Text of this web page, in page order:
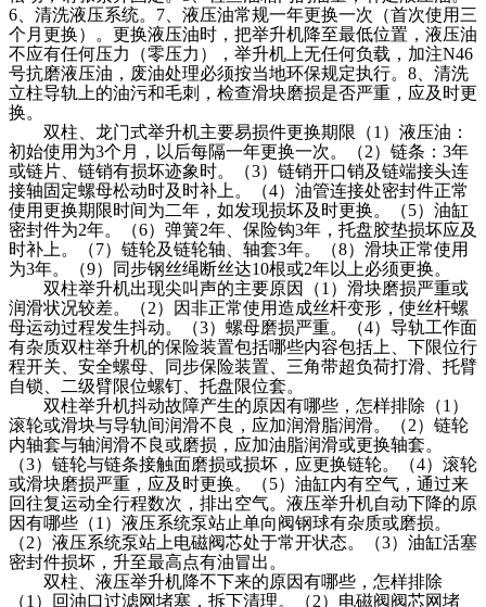
6、清洗液压系统。7、液压油常规一年更换一次（首次使用三
个月更换）。更换液压油时，把举升机降至最低位置，液压油
不应有任何压力（零压力），举升机上无任何负载，加注N46
号抗磨液压油，废油处理必须按当地环保规定执行。8、清洗
立柱导轨上的油污和毛刺，检查滑块磨损是否严重，应及时更
换。
双柱、龙门式举升机主要易损件更换期限（1）液压油：
初始使用为3个月，以后每隔一年更换一次。（2）链条：3年
或链片、链销有损坏迹象时。（3）链销开口销及链端接头连
接轴固定螺母松动时及时补上。（4）油管连接处密封件正常
使用更换期限时间为二年，如发现损坏及时更换。（5）油缸
密封件为2年。（6）弹簧2年、保险钩3年，托盘胶垫损坏应及
时补上。（7）链轮及链轮轴、轴套3年。（8）滑块正常使用
为3年。（9）同步钢丝绳断丝达10根或2年以上必须更换。
双柱举升机出现尖叫声的主要原因（1）滑块磨损严重或
润滑状况较差。（2）因非正常使用造成丝杆变形，使丝杆螺
母运动过程发生抖动。（3）螺母磨损严重。（4）导轨工作面
有杂质双柱举升机的保险装置包括哪些内容包括上、下限位行
程开关、安全螺母、同步保险装置、三角带超负荷打滑、托臂
自锁、二级臂限位螺钉、托盘限位套。
双柱举升机抖动故障产生的原因有哪些，怎样排除（1）
滚轮或滑块与导轨间润滑不良，应加润滑脂润滑。（2）链轮
内轴套与轴润滑不良或磨损，应加油脂润滑或更换轴套。
（3）链轮与链条接触面磨损或损坏，应更换链轮。（4）滚轮
或滑块磨损严重，应及时更换。（5）油缸内有空气，通过来
回往复运动全行程数次，排出空气。液压举升机自动下降的原
因有哪些（1）液压系统泵站止单向阀钢球有杂质或磨损。
（2）液压系统泵站上电磁阀芯处于常开状态。（3）油缸活塞
密封件损坏，升至最高点有油冒出。
双柱、液压举升机降不下来的原因有哪些，怎样排除
（1）回油口过滤网堵塞，拆下清理。（2）电磁阀阀芯网堵